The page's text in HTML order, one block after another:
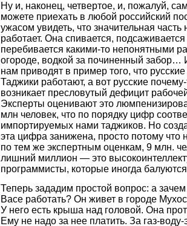
Ну и, наконец, четвертое, и, пожалуй,
можете приехать в любой российский
ужасом увидеть, что значительная
работает. Она спивается,
перебивается какими-то непонятными
огороде, водкой за починенный забор…
нам приводят в пример того, что русские
Таджики работают, а вот русские
возникает пресловутый дефицит
Эксперты оценивают это
млн человек, что по порядку цифр
импортируемых нами таджиков. Но
эта цифра занижена, просто потому что
по тем же экспертным оценкам, 9 млн.
лишний миллион — это
программисты, которые иногда
Теперь зададим простой вопрос: а
Васе работать? Он живет в городе
У него есть крыша над головой. Она
Ему не надо за нее платить. За газ-воду-